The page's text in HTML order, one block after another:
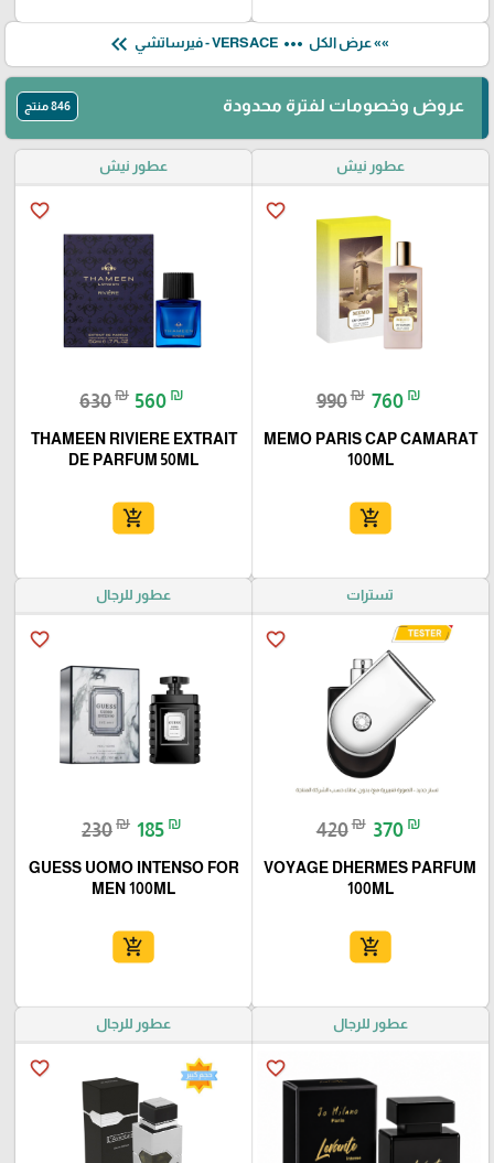
»» عرض الكل more_horiz VERSACE - فيرساتشي keyboard_double_arrow_left
عروض وخصومات لفترة محدودة 846 منتج
عطور نيش
favorite_border
990₪ 760 ₪
MEMO PARIS CAP CAMARAT
100ML
add_shopping_cart
عطور نيش
favorite_border
630₪ 560 ₪
THAMEEN RIVIERE EXTRAIT
DE PARFUM 50ML
add_shopping_cart
تسترات
favorite_border
420₪ 370 ₪
VOYAGE DHERMES PARFUM
100ML
add_shopping_cart
عطور للرجال
favorite_border
230₪ 185 ₪
GUESS UOMO INTENSO FOR
MEN 100ML
add_shopping_cart
عطور للرجال
favorite_border
عطور للرجال
favorite_border